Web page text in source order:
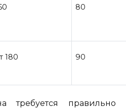
80
180 90
требуется правильно